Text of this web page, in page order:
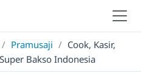
/ Pramusaji / Cook, Kasir,
Bakso Indonesia